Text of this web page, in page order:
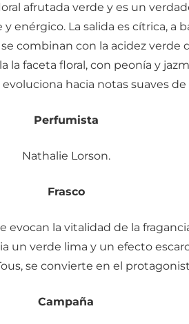
afrutada verde y es un
enérgico. La salida es cítrica, a
combinan con la acidez verde
la faceta floral, con peonía y
hacia notas suaves
Perfumista
Nathalie Lorson.
Frasco
evocan la vitalidad de la
un verde lima y un efecto
se convierte en el
Campaña